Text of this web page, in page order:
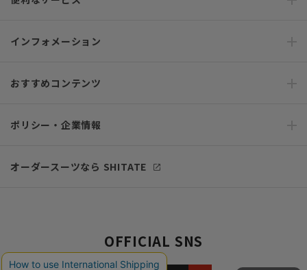
インフォメーション
おすすめコンテンツ
ポリシー・企業情報
オーダースーツなら SHITATE
OFFICIAL SNS